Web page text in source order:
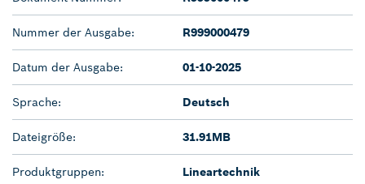
Nummer der Ausgabe: R999000479
Datum der Ausgabe: 01-10-2025
Sprache: Deutsch
Dateigröße: 31.91MB
Produktgruppen: Lineartechnik